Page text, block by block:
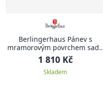
Berlingerhaus Pánev s
mramorovým povrchem sada
3 ks Burgundy Metallic Line
1 810 Kč
Skladem